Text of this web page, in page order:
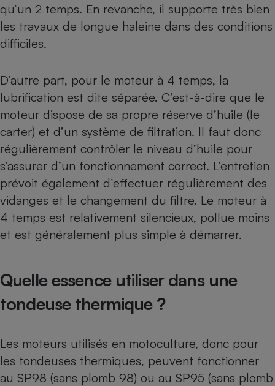
qu’un 2 temps. En revanche, il supporte très bien
les travaux de longue haleine dans des conditions
difficiles.
D’autre part, pour le moteur à 4 temps, la
lubrification est dite séparée. C’est-à-dire que le
moteur dispose de sa propre réserve d’huile (le
carter) et d’un système de filtration. Il faut donc
régulièrement contrôler le niveau d’huile pour
s’assurer d’un fonctionnement correct. L’entretien
prévoit également d’effectuer régulièrement des
vidanges et le changement du filtre. Le moteur à
4 temps est relativement silencieux, pollue moins
et est généralement plus simple à démarrer.
Quelle essence utiliser dans une
tondeuse thermique ?
Les moteurs utilisés en motoculture, donc pour
les tondeuses thermiques, peuvent fonctionner
au SP98 (sans plomb 98) ou au SP95 (sans plomb